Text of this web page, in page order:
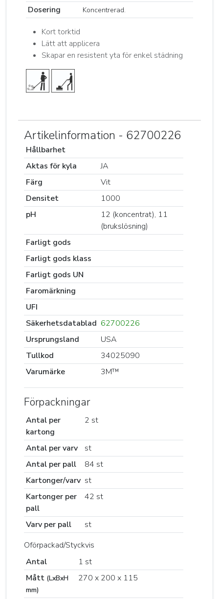
Dosering
Koncentrerad.
Kort torktid
Lätt att applicera
Skapar en resistent yta för enkel städning
Artikelinformation - 62700226
Hållbarhet
Aktas för kyla
JA
Färg
Vit
Densitet
1000
pH
12 (koncentrat), 11
(brukslösning)
Farligt gods
Farligt gods klass
Farligt gods UN
Faromärkning
UFI
Säkerhetsdatablad 62700226
Ursprungsland
USA
Tullkod
34025090
Varumärke
3M™
Förpackningar
Antal per
kartong
2 st
Antal per varv
st
Antal per pall
84 st
Kartonger/varv st
Kartonger per
pall
42 st
Varv per pall
st
Oförpackad/Styckvis
Antal
1 st
Mått (LxBxH
mm)
270 x 200 x 115